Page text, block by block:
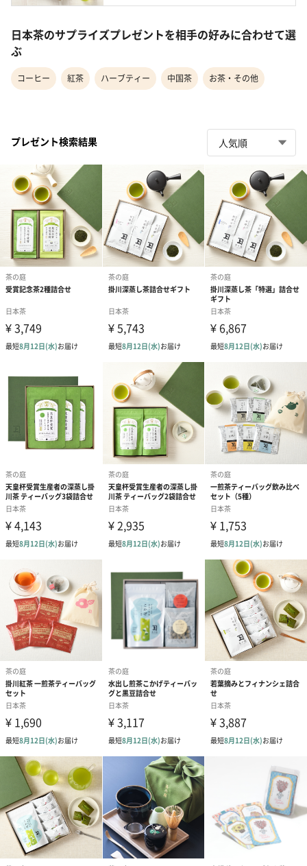
日本茶のサプライズプレゼントを相手の好みに合わせて選
ぶ
コーヒー 紅茶 ハーブティー 中国茶 お茶・その他
プレゼント検索結果